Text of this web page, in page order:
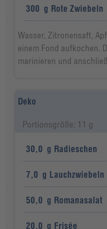
300 g Rote Zwiebeln
Wasser, Zitronensaft,
einem Fond aufkochen.
marinieren und
Deko
Portionsgröße: 11 g
30,0 g Radieschen
7,0 g Lauchzwiebeln
50,0 g Romanasalat
20,0 g Frisée